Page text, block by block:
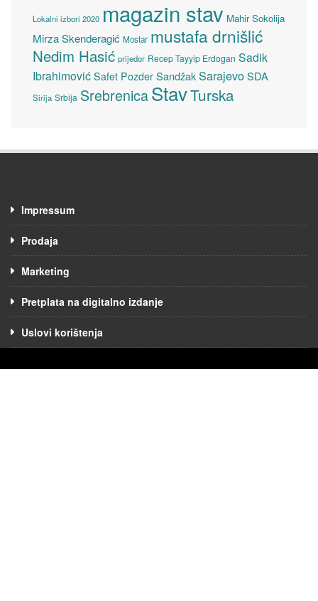
Lokalni izbori 2020 magazin stav Mahir Sokolija
Mirza Skenderagić Mostar mustafa drnišlić
Nedim Hasić prijedor Recep Tayyip Erdogan Sadik
Ibrahimović Safet Pozder SandžakSarajevoSDA
Sirija Srbija SrebrenicaStavTurska
Impressum
Prodaja
Marketing
Pretplata na digitalno izdanje
Uslovi korištenja